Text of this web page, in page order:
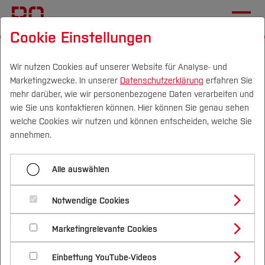
Campus Personen DE|EN Quicklinks
Studium
Studienangebote
Bachelorstudiengänge
Masterstudiengänge
Vor dem Studium
Bewerben & Einschreiben
Bewerbungsportal
Im Studium
Studienbüros und Prüfungen
Nach dem Studium
Forschung & Transfer
Profil
Forschungs- und Transferprofil
Schwerpunkte (FuT)
Beratung & Förderung
Nachhaltigkeit
Nachhaltigkeit studieren
International
Bau- und Umweltingenieurwesen
Aktuelles
Menü aufklappen
Studieren
Forschung und Entwicklung
Fachgebiete und Einrichtungen
International
Fachbereich Bau- und
Umweltingenieurwesen
Ingenieurinnen und Ingenieure im
Bauingenieurwesen und
Cookie Einstellungen
Wir nutzen Cookies auf unserer Website für Analyse- und
Marketingzwecke. In unserer Datenschutzerklärung erfahren Sie
mehr darüber, wie wir personenbezogene Daten verarbeiten und
wie Sie uns kontaktieren können. Hier können Sie genau sehen
welche Cookies wir nutzen und können entscheiden, welche Sie
annehmen.
Alle auswählen
Notwendige Cookies
Marketingrelevante Cookies
Einbettung YouTube-Videos